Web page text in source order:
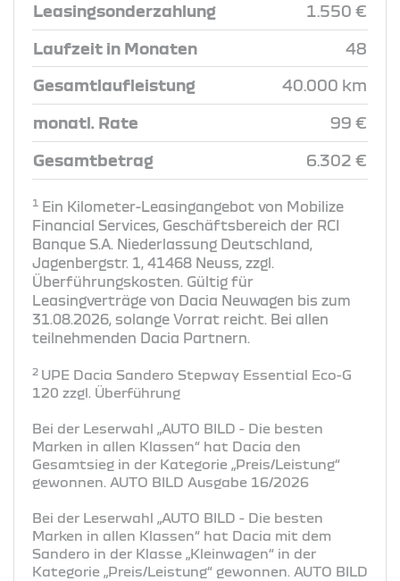
Leasingsonderzahlung 1.550 €
Laufzeit in Monaten 48
Gesamtlaufleistung 40.000 km
monatl. Rate 99 €
Gesamtbetrag 6.302 €
1 Ein Kilometer-Leasingangebot von Mobilize
Financial Services, Geschäftsbereich der RCI
Banque S.A. Niederlassung Deutschland,
Jagenbergstr. 1, 41468 Neuss, zzgl.
Überführungskosten. Gültig für
Leasingverträge von Dacia Neuwagen bis zum
31.08.2026, solange Vorrat reicht. Bei allen
teilnehmenden Dacia Partnern.
2 UPE Dacia Sandero Stepway Essential Eco-G
120 zzgl. Überführung
Bei der Leserwahl „AUTO BILD - Die besten
Marken in allen Klassen“ hat Dacia den
Gesamtsieg in der Kategorie „Preis/Leistung“
gewonnen. AUTO BILD Ausgabe 16/2026
Bei der Leserwahl „AUTO BILD - Die besten
Marken in allen Klassen“ hat Dacia mit dem
Sandero in der Klasse „Kleinwagen“ in der
Kategorie „Preis/Leistung“ gewonnen. AUTO BILD